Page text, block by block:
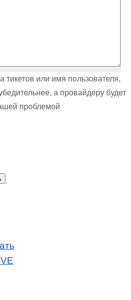
тикетов или имя пользователя,
а провайдеру будет
проблемой